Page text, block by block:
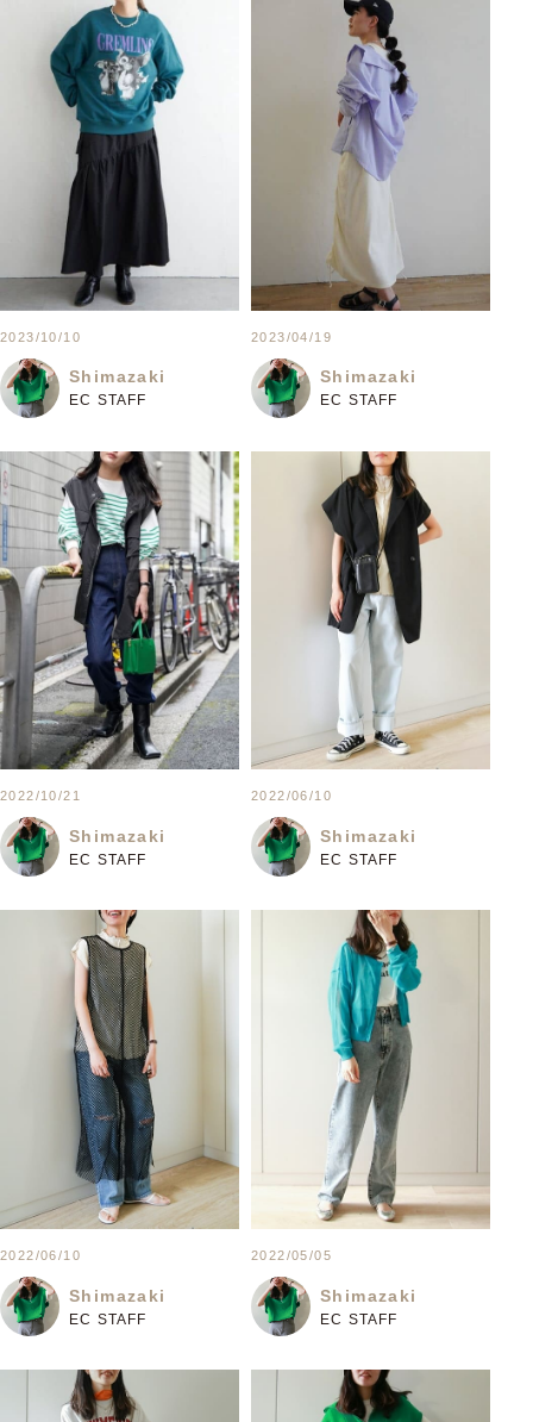
2023/10/10
Shimazaki
EC STAFF
2023/04/19
Shimazaki
EC STAFF
2022/10/21
Shimazaki
EC STAFF
2022/06/10
Shimazaki
EC STAFF
2022/06/10
Shimazaki
EC STAFF
2022/05/05
Shimazaki
EC STAFF